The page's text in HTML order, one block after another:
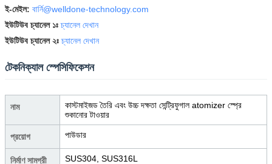
ই-মেইল: বার্নি@welldone-technology.com
ইউটিউব চ্যানেল ১ঃ চ্যানেল দেখান
ইউটিউব চ্যানেল ২ঃ চ্যানেল দেখান
টেকনিক্যাল স্পেসিফিকেশন
নাম
কাস্টমাইজড তৈরি এবং উচ্চ দক্ষতা সেন্ট্রিফুগাল atomizer স্প্রে
শুকানোর টাওয়ার
প্রয়োগ পাউডার
নির্মাণ সামগ্রী SUS304, SUS316L